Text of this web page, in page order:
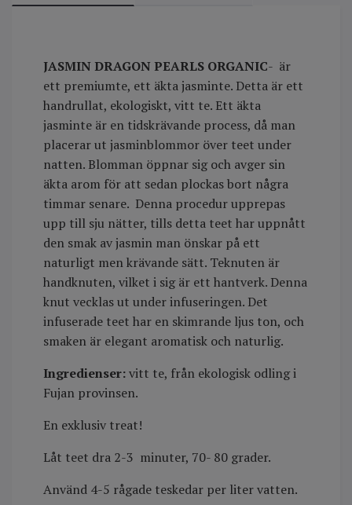
JASMIN DRAGON PEARLS ORGANIC- är
ett premiumte, ett äkta jasminte. Detta är ett
handrullat, ekologiskt, vitt te. Ett äkta
jasminte är en tidskrävande process, då man
placerar ut jasminblommor över teet under
natten. Blomman öppnar sig och avger sin
äkta arom för att sedan plockas bort några
timmar senare. Denna procedur upprepas
upp till sju nätter, tills detta teet har uppnått
den smak av jasmin man önskar på ett
naturligt men krävande sätt. Teknuten är
handknuten, vilket i sig är ett hantverk. Denna
knut vecklas ut under infuseringen. Det
infuserade teet har en skimrande ljus ton, och
smaken är elegant aromatisk och naturlig.
Ingredienser:vitt te, från ekologisk odling i
Fujan provinsen.
En exklusiv treat!
Låt teet dra 2-3 minuter, 70- 80 grader.
Använd 4-5 rågade teskedar per liter vatten.